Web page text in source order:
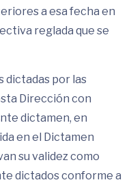
a esa fecha en
reglada que se
dictadas por las
Dirección con
dictamen, en
en el Dictamen
su validez como
dictados conforme a